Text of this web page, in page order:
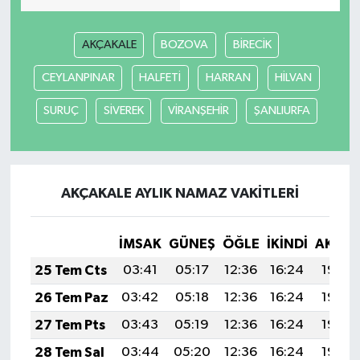
AKÇAKALE BOZOVA BİRECİK
CEYLANPINAR HALFETİ HARRAN HİLVAN
SURUÇ SİVEREK VİRANŞEHİR ŞANLIURFA
AKÇAKALE AYLIK NAMAZ VAKITLERI
İMSAK GÜNEŞ ÖĞLE İKINDI
25 Tem Cts
03:41 05:17 12:36 16:24
19:44
26 Tem Paz
03:42 05:18 12:36 16:24
19:44
27 Tem Pts
03:43 05:19 12:36 16:24
19:43
28 Tem Sal
03:44 05:20 12:36 16:24
19:42